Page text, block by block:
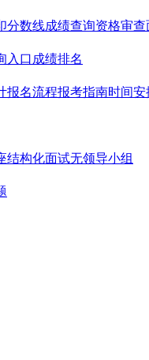
分数线成绩查询资格审查
入口 成绩排名
报名流程报考指南时间安
结构化面试无领导小组